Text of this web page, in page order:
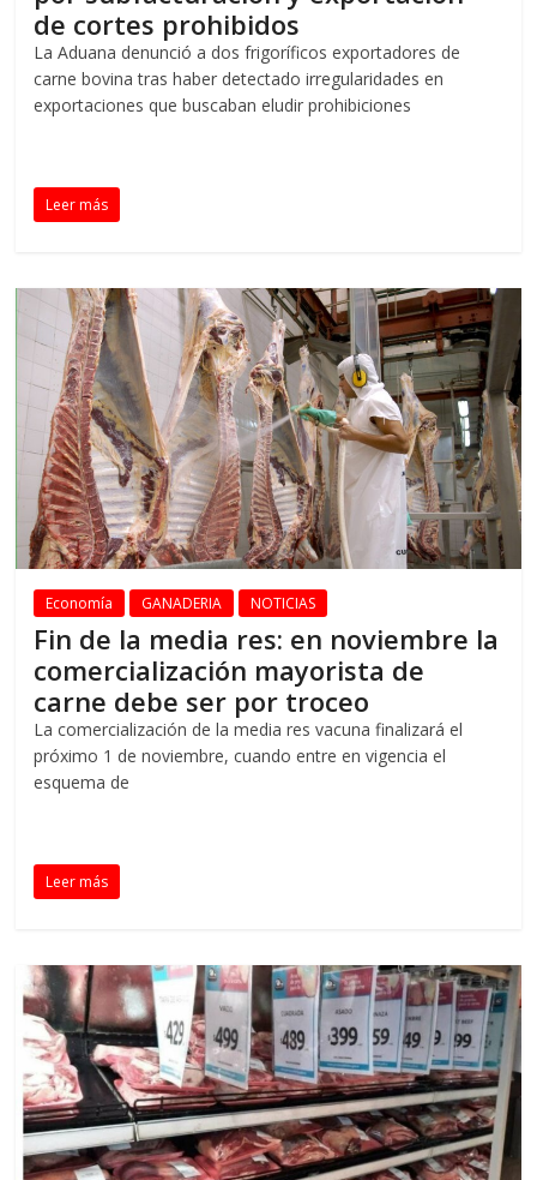
de cortes prohibidos
La Aduana denunció a dos frigoríficos exportadores de
carne bovina tras haber detectado irregularidades en
exportaciones que buscaban eludir prohibiciones
Leer más
Economía GANADERIA NOTICIAS
Fin de la media res: en noviembre la
comercialización mayorista de
carne debe ser por troceo
La comercialización de la media res vacuna finalizará el
próximo 1 de noviembre, cuando entre en vigencia el
esquema de
Leer más